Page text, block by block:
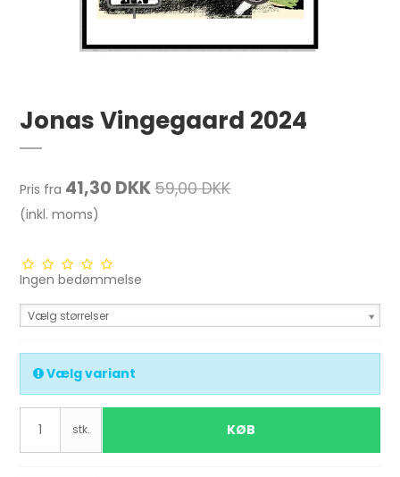
Jonas Vingegaard 2024
Pris fra 41,30 DKK59,00 DKK
(inkl. moms)
Ingen bedømmelse
Vælg størrelser
Vælg variant
stk. KØB